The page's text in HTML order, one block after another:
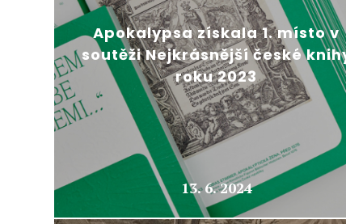
Apokalypsa získala 1. místo v
soutěži Nejkrásnější české
roku 2023
13. 6. 2024